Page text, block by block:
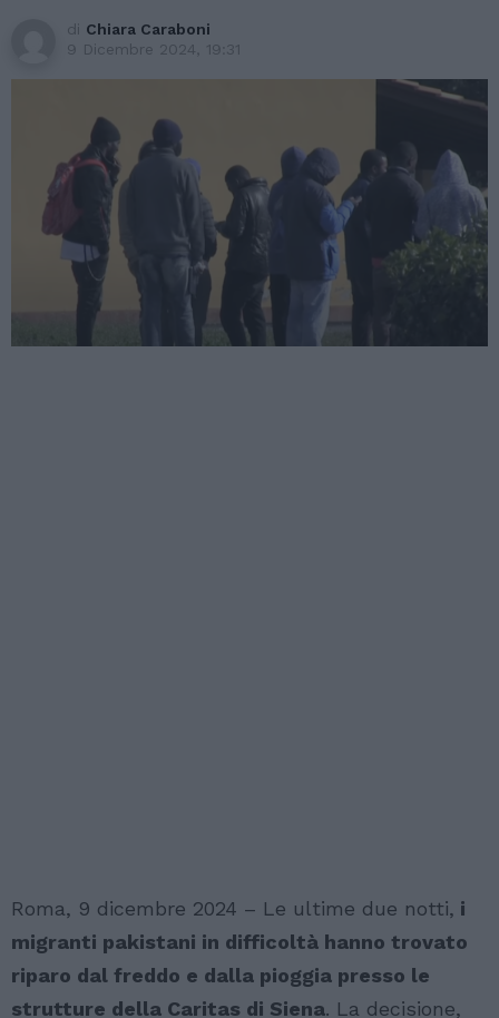
di Chiara Caraboni
9 Dicembre 2024, 19:31
Roma, 9 dicembre 2024 – Le ultime due notti, i
migranti pakistani in difficoltà hanno trovato
riparo dal freddo e dalla pioggia presso le
strutture della Caritas di Siena. La decisione,